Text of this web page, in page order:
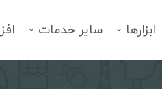
ابزارها سایر خدمات